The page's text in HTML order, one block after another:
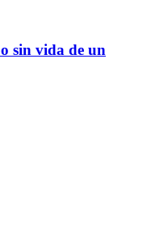
sin vida de un